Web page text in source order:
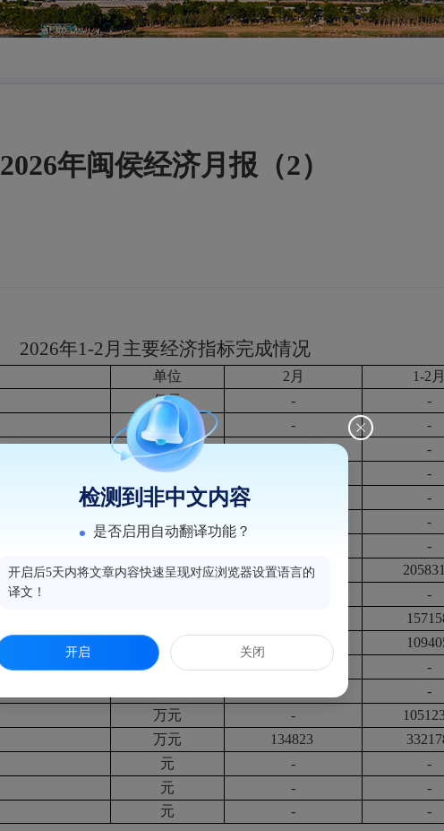
2026年闽侯经济月报（2）
2026年1-2月主要经济指标完成情况
单位 2月 1-2月
亿元 - -
亿元 - -
亿元 - -
亿元 -
亿元 -
亿元 -
-
万元 833927
-
万元
万元 - -
-
万元 -
万元 134823
元 - -
元 - -
元 - -
检测到非中文内容
是否启用自动翻译功能？
开启后5天内将文章内容快速呈现对应浏览器设置语言的
译文！
开启 关闭